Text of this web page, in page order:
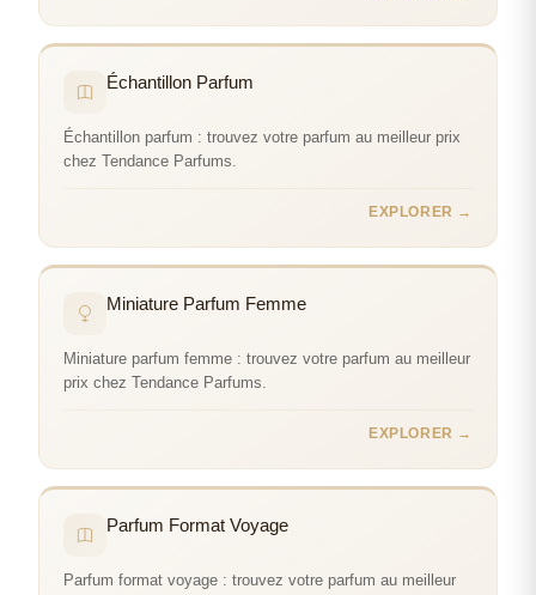
Échantillon Parfum
Échantillon parfum : trouvez votre parfum au meilleur prix
chez Tendance Parfums.
EXPLORER →
Miniature Parfum Femme
Miniature parfum femme : trouvez votre parfum au meilleur
prix chez Tendance Parfums.
EXPLORER →
Parfum Format Voyage
Parfum format voyage : trouvez votre parfum au meilleur